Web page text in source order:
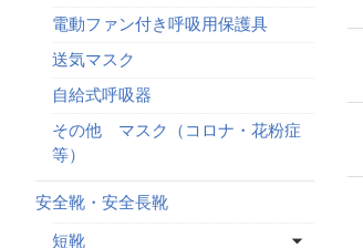
電動ファン付き呼吸用保護具
送気マスク
自給式呼吸器
その他 マスク（コロナ・花粉症
等）
安全靴・安全長靴
短靴